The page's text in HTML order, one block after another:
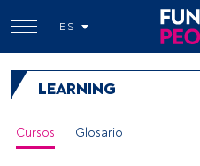
ES
LEARNING
Cursos Glosario